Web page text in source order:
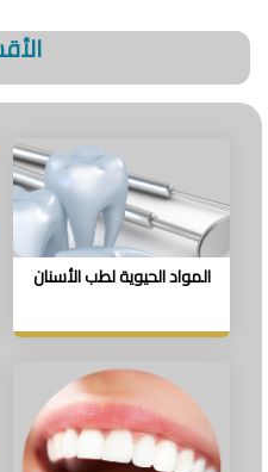
المواد الحيوية لطب الأسنان